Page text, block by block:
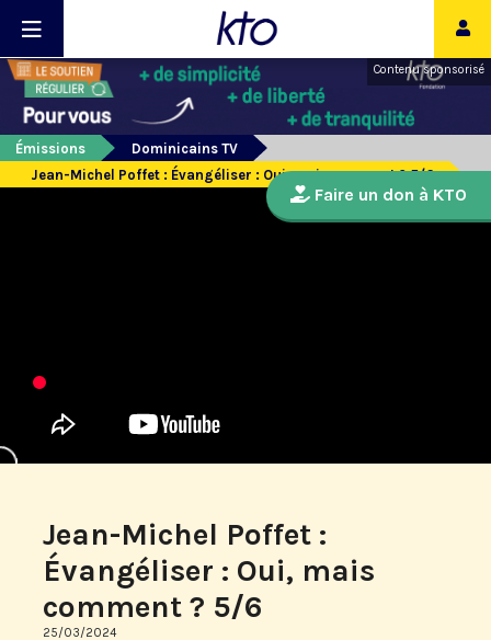
Contenu sponsorisé
Émissions
Dominicains TV
Jean-Michel Poffet : Évangéliser : Oui, mais comment ? 5/6
Jean-Michel Poffet :
Évangéliser : Oui, mais
comment ? 5/6
25/03/2024
Faire un don à KTO